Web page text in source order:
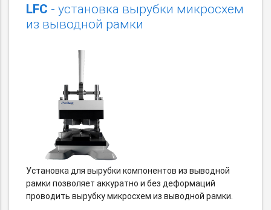
LFC - установка вырубки микросхем
из выводной рамки
Установка для вырубки компонентов из выводной
рамки позволяет аккуратно и без деформаций
проводить вырубку микросхем из выводной рамки.